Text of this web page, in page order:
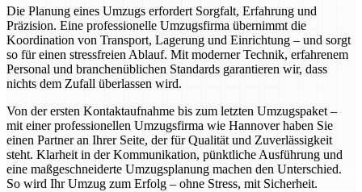
Die Planung eines Umzugs erfordert Sorgfalt, Erfahrung und
Präzision. Eine professionelle Umzugsfirma übernimmt die
Koordination von Transport, Lagerung und Einrichtung – und sorgt
so für einen stressfreien Ablauf. Mit moderner Technik, erfahrenem
Personal und branchenüblichen Standards garantieren wir, dass
nichts dem Zufall überlassen wird.
Von der ersten Kontaktaufnahme bis zum letzten Umzugspaket –
mit einer professionellen Umzugsfirma wie Hannover haben Sie
einen Partner an Ihrer Seite, der für Qualität und Zuverlässigkeit
steht. Klarheit in der Kommunikation, pünktliche Ausführung und
eine maßgeschneiderte Umzugsplanung machen den Unterschied.
So wird Ihr Umzug zum Erfolg – ohne Stress, mit Sicherheit.